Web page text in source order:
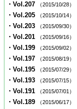
・Vol.207 （2015/10/28）
・Vol.205 （2015/10/14）
・Vol.203 （2015/09/30）
・Vol.201 （2015/09/16）
・Vol.199 （2015/09/02）
・Vol.197 （2015/08/19）
・Vol.195 （2015/07/29）
・Vol.193 （2015/07/15）
・Vol.191 （2015/07/01）
・Vol.189 （2015/06/17）